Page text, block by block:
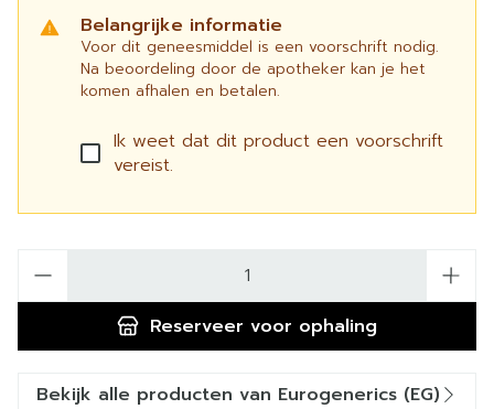
Belangrijke informatie
Voor dit geneesmiddel is een voorschrift nodig.
Na beoordeling door de apotheker kan je het
komen afhalen en betalen.
Ik weet dat dit product een voorschrift
vereist.
Reserveer voor ophaling
Bekijk alle producten van Eurogenerics (EG)